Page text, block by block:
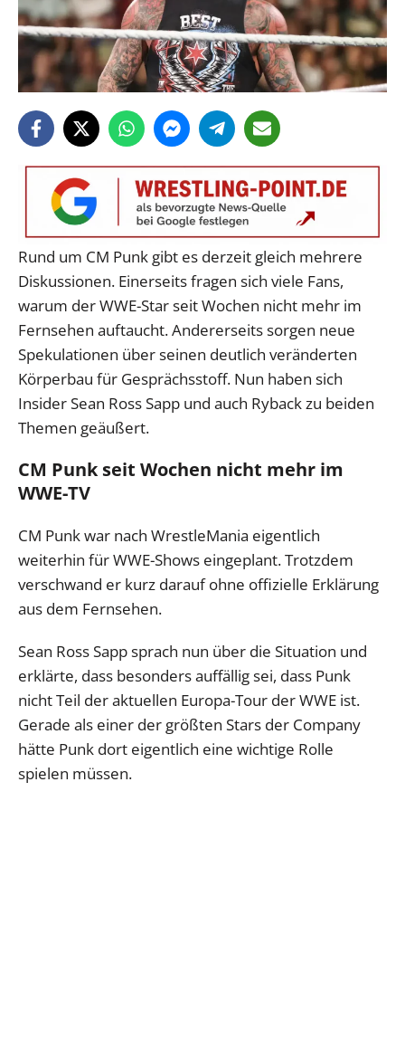
Rund um CM Punk gibt es derzeit gleich mehrere
Diskussionen. Einerseits fragen sich viele Fans,
warum der WWE-Star seit Wochen nicht mehr im
Fernsehen auftaucht. Andererseits sorgen neue
Spekulationen über seinen deutlich veränderten
Körperbau für Gesprächsstoff. Nun haben sich
Insider Sean Ross Sapp und auch Ryback zu beiden
Themen geäußert.
CM Punk seit Wochen nicht mehr im
WWE-TV
CM Punk war nach WrestleMania eigentlich
weiterhin für WWE-Shows eingeplant. Trotzdem
verschwand er kurz darauf ohne offizielle Erklärung
aus dem Fernsehen.
Sean Ross Sapp sprach nun über die Situation und
erklärte, dass besonders auffällig sei, dass Punk
nicht Teil der aktuellen Europa-Tour der WWE ist.
Gerade als einer der größten Stars der Company
hätte Punk dort eigentlich eine wichtige Rolle
spielen müssen.